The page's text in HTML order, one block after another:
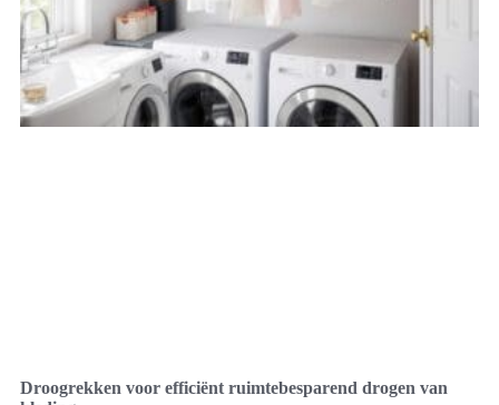
Droogrekken voor efficiënt ruimtebesparend drogen van